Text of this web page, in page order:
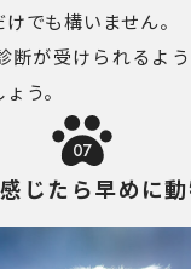
でも構いません。
断が受けられるよ
う。
07
じたら早めに